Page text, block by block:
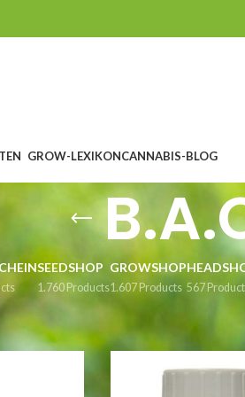
GROW-LEXIKONCANNABIS-BLOG
SEEDSHOP
1.760 Products
GROWSHOP
1.607 Products 567